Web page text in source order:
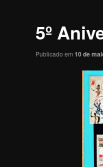
5º
Publicado em 10 de